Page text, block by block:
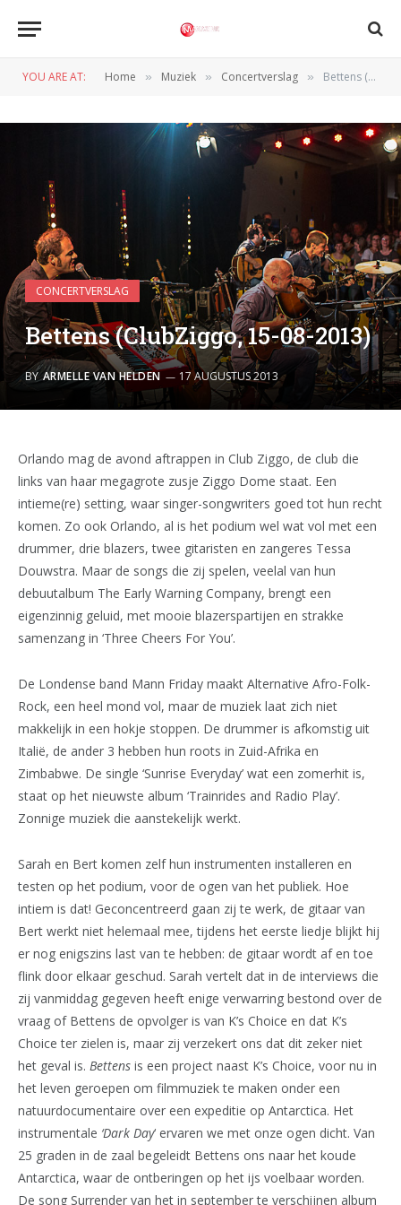
YOU ARE AT: Home » Muziek » Concertverslag » Bettens (ClubZiggo, 15-08-2013)
CONCERTVERSLAG
Bettens (ClubZiggo, 15-08-2013)
BY ARMELLE VAN HELDEN 17 AUGUSTUS 2013
Orlando mag de avond aftrappen in Club Ziggo, de club die
links van haar megagrote zusje Ziggo Dome staat. Een
intieme(re) setting, waar singer-songwriters goed tot hun recht
komen. Zo ook Orlando, al is het podium wel wat vol met een
drummer, drie blazers, twee gitaristen en zangeres Tessa
Douwstra. Maar de songs die zij spelen, veelal van hun
debuutalbum The Early Warning Company, brengt een
eigenzinnig geluid, met mooie blazerspartijen en strakke
samenzang in ‘Three Cheers For You’.
De Londense band Mann Friday maakt Alternative Afro-Folk-
Rock, een heel mond vol, maar de muziek laat zich niet
makkelijk in een hokje stoppen. De drummer is afkomstig uit
Italië, de ander 3 hebben hun roots in Zuid-Afrika en
Zimbabwe. De single ‘Sunrise Everyday’ wat een zomerhit is,
staat op het nieuwste album ‘Trainrides and Radio Play’.
Zonnige muziek die aanstekelijk werkt.
Sarah en Bert komen zelf hun instrumenten installeren en
testen op het podium, voor de ogen van het publiek. Hoe
intiem is dat! Geconcentreerd gaan zij te werk, de gitaar van
Bert werkt niet helemaal mee, tijdens het eerste liedje blijkt hij
er nog enigszins last van te hebben: de gitaar wordt af en toe
flink door elkaar geschud. Sarah vertelt dat in de interviews die
zij vanmiddag gegeven heeft enige verwarring bestond over de
vraag of Bettens de opvolger is van K’s Choice en dat K’s
Choice ter zielen is, maar zij verzekert ons dat dit zeker niet
het geval is. Bettens is een project naast K’s Choice, voor nu in
het leven geroepen om filmmuziek te maken onder een
natuurdocumentaire over een expeditie op Antarctica. Het
instrumentale ‘Dark Day‘ ervaren we met onze ogen dicht. Van
25 graden in de zaal begeleidt Bettens ons naar het koude
Antarctica, waar de ontberingen op het ijs voelbaar worden.
De song Surrender van het in september te verschijnen album